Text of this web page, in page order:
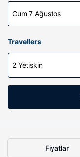
Cum 7 Ağustos
Travellers
2 Yetişkin
Fiyatlar